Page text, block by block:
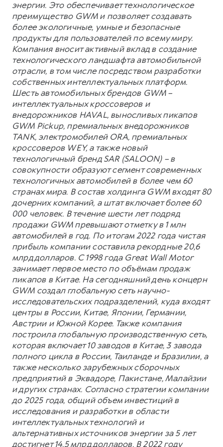
энергии. Это обеспечивает технологическое
преимущество GWM и позволяет создавать
более экологичные, умные и безопасные
продукты для пользователей по всему миру.
Компания вносит активный вклад в создание
технологического ландшафта автомобильной
отрасли, в том числе посредством разработки
собственных интеллектуальных платформ.
Шесть автомобильных брендов GWM –
интеллектуальных кроссоверов и
внедорожников HAVAL, выносливых пикапов
GWM Pickup, премиальных внедорожников
TANK, электромобилей ORA, премиальных
кроссоверов WEY, а также новый
технологичный бренд SAR (SALOON) – в
совокупности образуют сегмент современных
технологичных автомобилей в более чем 60
странах мира. В состав холдинга GWM входят 80
дочерних компаний, а штат включает более 60
000 человек. В течение шести лет подряд
продажи GWM превышают отметку в 1 млн
автомобилей в год. По итогам 2022 года чистая
прибыль компании составила рекордные 20,6
млрд долларов. С 1998 года Great Wall Motor
занимает первое место по объёмам продаж
пикапов в Китае. На сегодняшний день концерн
GWM создал глобальную сеть научно-
исследовательских подразделений, куда входят
центры в России, Китае, Японии, Германии,
Австрии и Южной Корее. Также компания
построила глобальную производственную сеть,
которая включает 10 заводов в Китае, 3 завода
полного цикла в России, Таиланде и Бразилии, а
также несколько зарубежных сборочных
предприятий в Эквадоре, Пакистане, Малайзии
и других странах. Согласно стратегии компании
до 2025 года, общий объем инвестиций в
исследования и разработки в области
интеллектуальных технологий и
альтернативных источников энергии за 5 лет
достигнет 14,5 млрд долларов. В 2022 году